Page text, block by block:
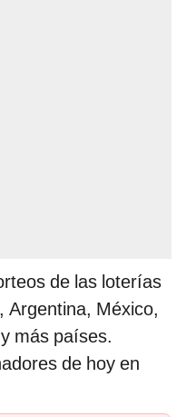
de las loterías
Argentina, México,
más países.
de hoy en